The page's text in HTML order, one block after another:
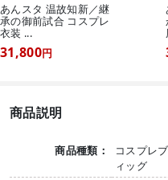
あんスタ 温故知新／継
承の御前試合 コスプレ
衣装 ...
31,800円
商品説明
商品種類：
コスプレ
ィッグ